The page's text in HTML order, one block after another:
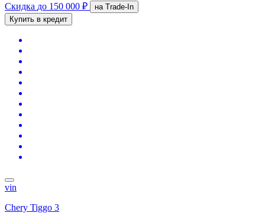
Скидка до 150 000 ₽
на Trade-In
Купить в кредит
vin
Chery Tiggo 3